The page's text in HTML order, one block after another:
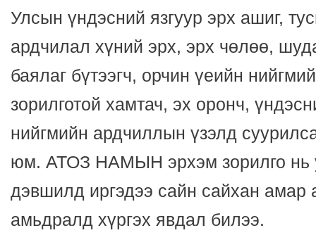
Улсын үндэсний язгуур эрх ашиг,
ардчилал хүний эрх, эрх чөлөө,
баялаг бүтээгч, орчин үеийн
зорилготой хамтач, эх оронч,
нийгмийн ардчиллын үзэлд
юм. АТОЗ НАМЫН эрхэм зорилго нь
дэвшилд иргэдээ сайн сайхан амар
амьдралд хүргэх явдал билээ.